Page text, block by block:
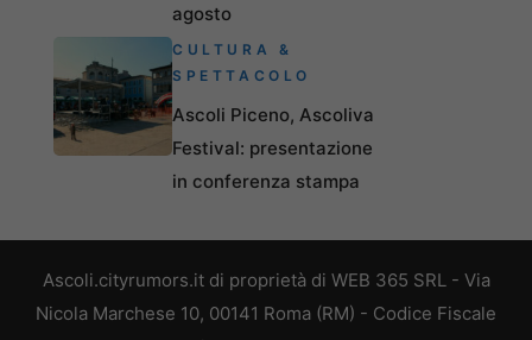
agosto
CULTURA &
SPETTACOLO
Ascoli Piceno, Ascoliva
Festival: presentazione
in conferenza stampa
Ascoli.cityrumors.it di proprietà di WEB 365 SRL - Via
Nicola Marchese 10, 00141 Roma (RM) - Codice Fiscale